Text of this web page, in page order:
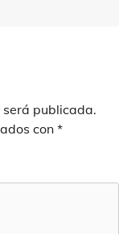
será publicada.
con *